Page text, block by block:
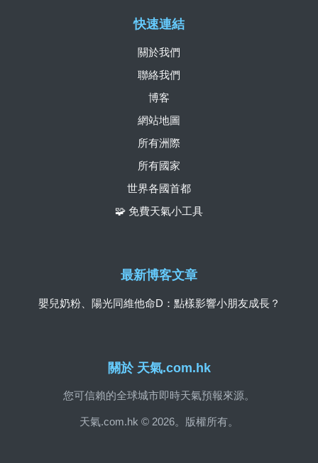
關於 天氣.com.hk
您可信賴的全球城市即時天氣預報來源。
天氣.com.hk © 2026。版權所有。
快速連結
關於我們
聯絡我們
博客
網站地圖
所有洲際
所有國家
世界各國首都
🧩 免費天氣小工具
最新博客文章
嬰兒奶粉、陽光同維他命D：點樣影響小朋友成長？